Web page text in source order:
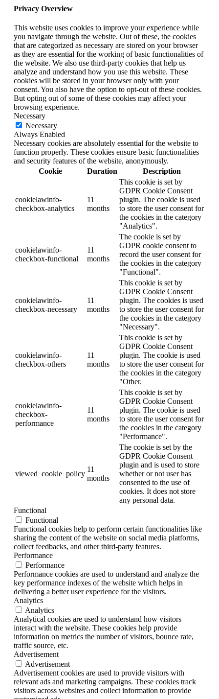
Privacy Overview
This website uses cookies to improve your experience while
you navigate through the website. Out of these, the cookies
that are categorized as necessary are stored on your browser
as they are essential for the working of basic functionalities of
the website. We also use third-party cookies that help us
analyze and understand how you use this website. These
cookies will be stored in your browser only with your
consent. You also have the option to opt-out of these cookies.
But opting out of some of these cookies may affect your
browsing experience.
Necessary
Necessary
Always Enabled
Necessary cookies are absolutely essential for the website to
function properly. These cookies ensure basic functionalities
and security features of the website, anonymously.
Cookie
Duration Description
cookielawinfo-
checkbox-analytics
11
months
This cookie is set by
GDPR Cookie Consent
plugin. The cookie is used
to store the user consent for
the cookies in the category
"Analytics".
cookielawinfo-
checkbox-functional
11
months
The cookie is set by
GDPR cookie consent to
record the user consent for
the cookies in the category
"Functional".
cookielawinfo-
checkbox-necessary
11
months
This cookie is set by
GDPR Cookie Consent
plugin. The cookies is used
to store the user consent for
the cookies in the category
"Necessary".
cookielawinfo-
checkbox-others
11
months
This cookie is set by
GDPR Cookie Consent
plugin. The cookie is used
to store the user consent for
the cookies in the category
"Other.
cookielawinfo-
checkbox-
performance
11
months
This cookie is set by
GDPR Cookie Consent
plugin. The cookie is used
to store the user consent for
the cookies in the category
"Performance".
viewed_cookie_policy
11
months
The cookie is set by the
GDPR Cookie Consent
plugin and is used to store
whether or not user has
consented to the use of
cookies. It does not store
any personal data.
Functional
Functional
Functional cookies help to perform certain functionalities like
sharing the content of the website on social media platforms,
collect feedbacks, and other third-party features.
Performance
Performance
Performance cookies are used to understand and analyze the
key performance indexes of the website which helps in
delivering a better user experience for the visitors.
Analytics
Analytics
Analytical cookies are used to understand how visitors
interact with the website. These cookies help provide
information on metrics the number of visitors, bounce rate,
traffic source, etc.
Advertisement
Advertisement
Advertisement cookies are used to provide visitors with
relevant ads and marketing campaigns. These cookies track
visitors across websites and collect information to provide